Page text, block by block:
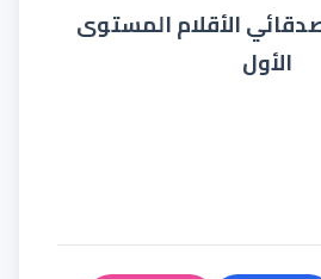
الأقلام المستوى
الأول